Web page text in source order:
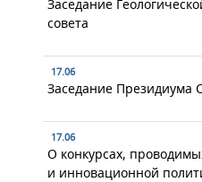
Заседание
совета
17.06
Заседание Президиума
17.06
О конкурсах,
и инновационной